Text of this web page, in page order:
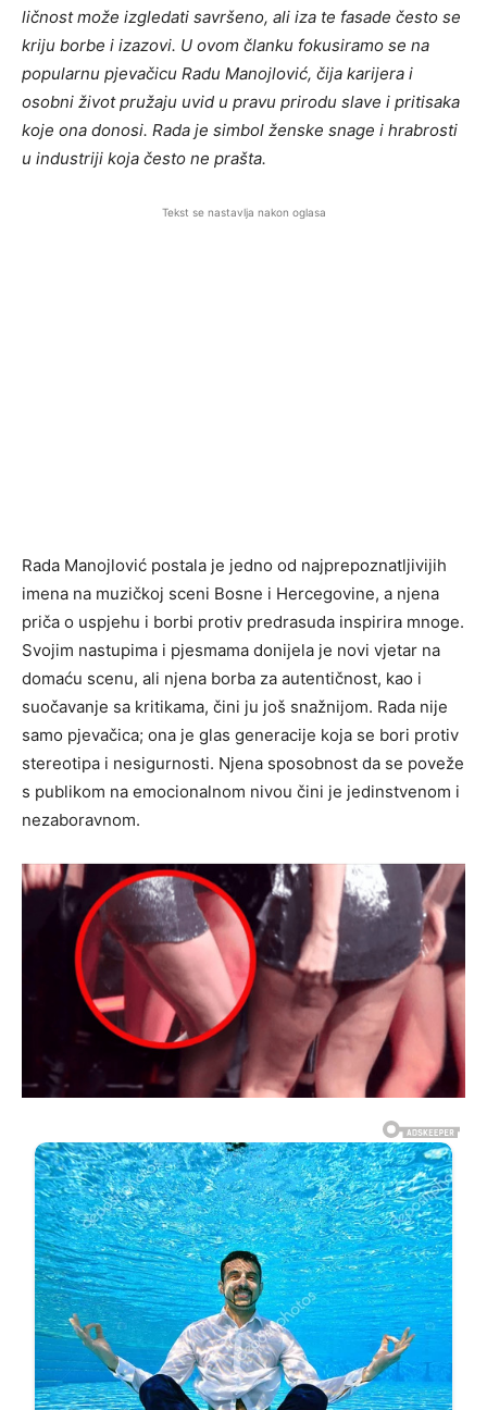
ličnost može izgledati savršeno, ali iza te fasade često se
kriju borbe i izazovi. U ovom članku fokusiramo se na
popularnu pjevačicu Radu Manojlović, čija karijera i
osobni život pružaju uvid u pravu prirodu slave i pritisaka
koje ona donosi. Rada je simbol ženske snage i hrabrosti
u industriji koja često ne prašta.
Tekst se nastavlja nakon oglasa
Rada Manojlović postala je jedno od najprepoznatljivijih
imena na muzičkoj sceni Bosne i Hercegovine, a njena
priča o uspjehu i borbi protiv predrasuda inspirira mnoge.
Svojim nastupima i pjesmama donijela je novi vjetar na
domaću scenu, ali njena borba za autentičnost, kao i
suočavanje sa kritikama, čini ju još snažnijom. Rada nije
samo pjevačica; ona je glas generacije koja se bori protiv
stereotipa i nesigurnosti. Njena sposobnost da se poveže
s publikom na emocionalnom nivou čini je jedinstvenom i
nezaboravnom.